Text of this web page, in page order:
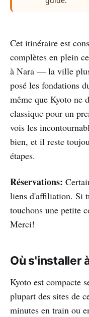
Cet itinéraire est
complètes en plein
à Nara — la ville
posé les fondations
même que Kyoto ne
classique pour un
vois les
bien, et il reste
étapes.
Réservations:
liens d'affiliation. Si
touchons une petite
Merci!
Où s'installer
Kyoto est compacte
plupart des sites de
minutes en train ou